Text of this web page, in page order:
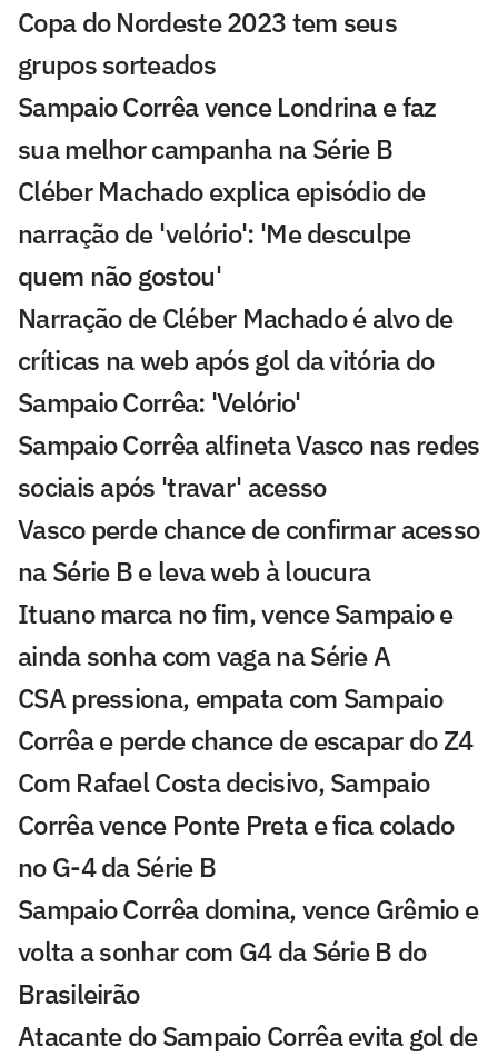
Copa do Nordeste 2023 tem seus
grupos sorteados
Sampaio Corrêa vence Londrina e faz
sua melhor campanha na Série B
Cléber Machado explica episódio de
narração de 'velório': 'Me desculpe
quem não gostou'
Narração de Cléber Machado é alvo de
críticas na web após gol da vitória do
Sampaio Corrêa: 'Velório'
Sampaio Corrêa alfineta Vasco nas redes
sociais após 'travar' acesso
Vasco perde chance de confirmar acesso
na Série B e leva web à loucura
Ituano marca no fim, vence Sampaio e
ainda sonha com vaga na Série A
CSA pressiona, empata com Sampaio
Corrêa e perde chance de escapar do Z4
Com Rafael Costa decisivo, Sampaio
Corrêa vence Ponte Preta e fica colado
no G-4 da Série B
Sampaio Corrêa domina, vence Grêmio e
volta a sonhar com G4 da Série B do
Brasileirão
Atacante do Sampaio Corrêa evita gol de